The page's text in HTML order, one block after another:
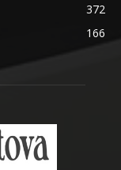
372
166